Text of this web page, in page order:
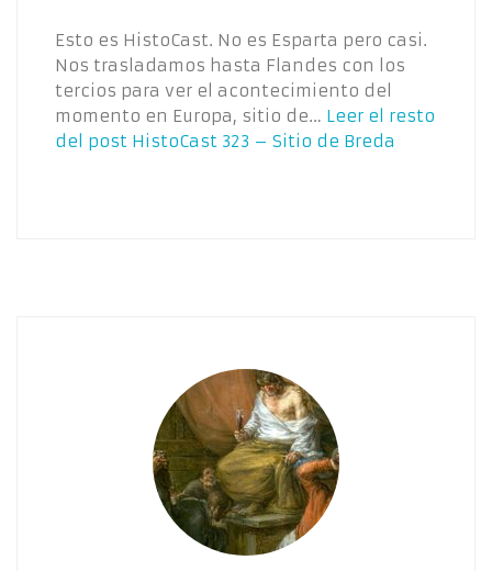
Esto es HistoCast. No es Esparta pero casi.
Nos trasladamos hasta Flandes con los
tercios para ver el acontecimiento del
momento en Europa, sitio de… Leer el resto
del post HistoCast 323 – Sitio de Breda